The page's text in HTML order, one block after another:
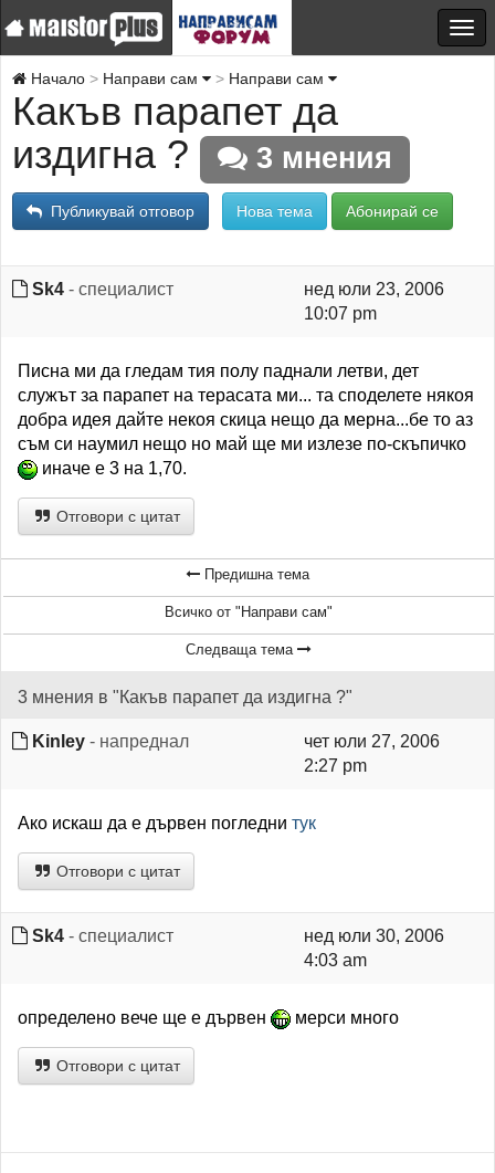
Начало Направи сам Направи сам
Какъв парапет да
издигна ?
3 мнения
Публикувай отговор Нова тема Абонирай се
Sk4 - специалист
нед юли 23, 2006
10:07 pm
Писна ми да гледам тия полу паднали летви, дет
служът за парапет на терасата ми... та споделете някоя
добра идея дайте некоя скица нещо да мерна...бе то аз
съм си наумил нещо но май ще ми излезе по-скъпичко
иначе е 3 на 1,70.
Отговори с цитат
Предишна тема
Всичко от "Направи сам"
Следваща тема
3 мнения в "Какъв парапет да издигна ?"
Kinley - напреднал
чет юли 27, 2006
2:27 pm
Ако искаш да е дървен погледни тук
Отговори с цитат
Sk4 - специалист
нед юли 30, 2006
4:03 am
определено вече ще е дървен мерси много
Отговори с цитат